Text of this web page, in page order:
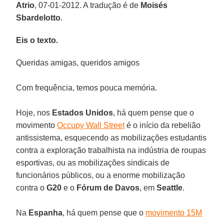
Atrio, 07-01-2012. A tradução é de Moisés
Sbardelotto.
Eis o texto.
Queridas amigas, queridos amigos
Com frequência, temos pouca memória.
Hoje, nos Estados Unidos, há quem pense que o
movimentoOccupy Wall Street é o início da rebelião
antissistema, esquecendo as mobilizações estudantis
contra a exploração trabalhista na indústria de roupas
esportivas, ou as mobilizações sindicais de
funcionários públicos, ou a enorme mobilização
contra oG20e o Fórum de Davos, emSeattle.
Na Espanha, há quem pense que o movimento 15M